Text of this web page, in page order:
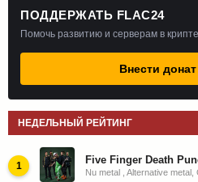
ПОДДЕРЖАТЬ FLAC24
Помочь развитию и серверам в
Внести
НЕДЕЛЬНЫЙ РЕЙТИНГ
1
Nu metal , Alternative metal,